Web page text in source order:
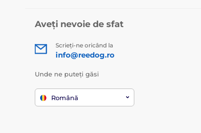
Aveți nevoie de sfat
Scrieți-ne oricând la
info@reedog.ro
Unde ne puteți găsi
Română